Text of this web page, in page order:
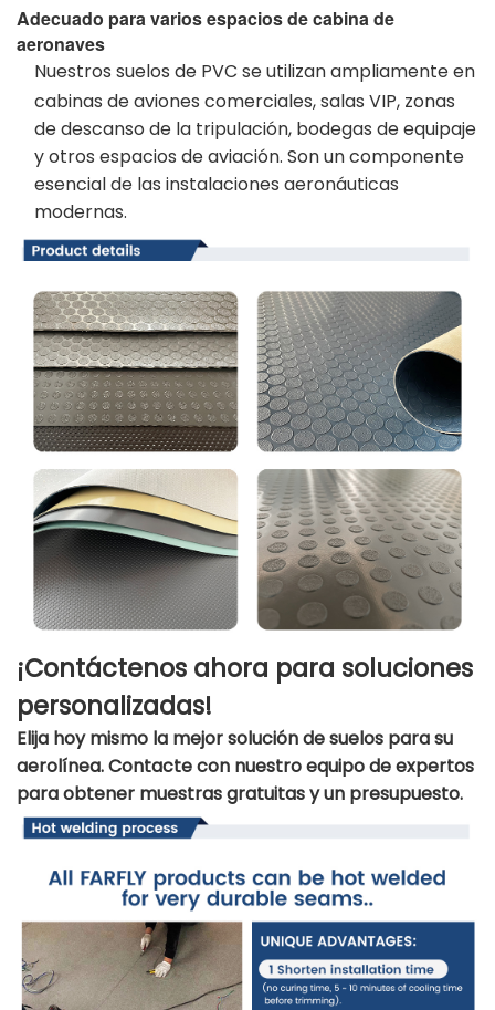
Adecuado para varios espacios de cabina de
aeronaves
Nuestros suelos de PVC se utilizan ampliamente en
cabinas de aviones comerciales, salas VIP, zonas
de descanso de la tripulación, bodegas de equipaje
y otros espacios de aviación. Son un componente
esencial de las instalaciones aeronáuticas
modernas.
¡Contáctenos ahora para soluciones
personalizadas!
Elija hoy mismo la mejor solución de suelos para su
aerolínea. Contacte con nuestro equipo de expertos
para obtener muestras gratuitas y un presupuesto.